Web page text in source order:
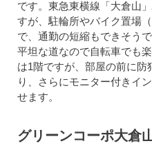
です。東急東横線「大倉山
すが、駐輪所やバイク置場
で、通勤の短縮もできそう
平坦な道なので自転車でも
は1階ですが、部屋の前に
り、さらにモニター付きイ
せます。
グリーンコーポ大倉